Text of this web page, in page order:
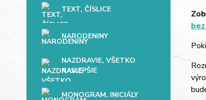
TEXT, ČÍSLICE
NARODENINY
NAZDRAVIE, VŠETKO
NAJLEPŠIE
MONOGRAM, INICIÁLY